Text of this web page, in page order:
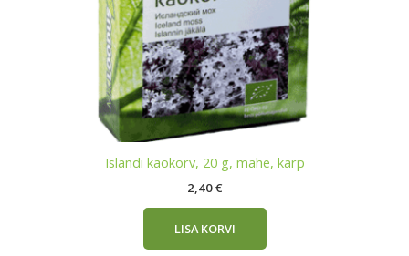
Islandi käokõrv, 20 g, mahe, karp
2,40€
LISA KORVI